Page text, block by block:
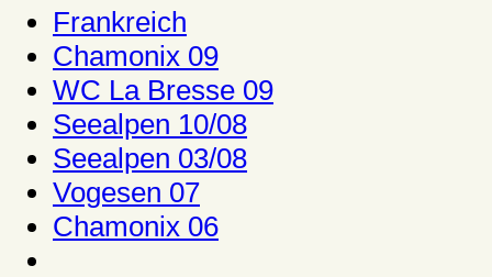
Frankreich
Chamonix 09
WC La Bresse 09
Seealpen 10/08
Seealpen 03/08
Vogesen 07
Chamonix 06